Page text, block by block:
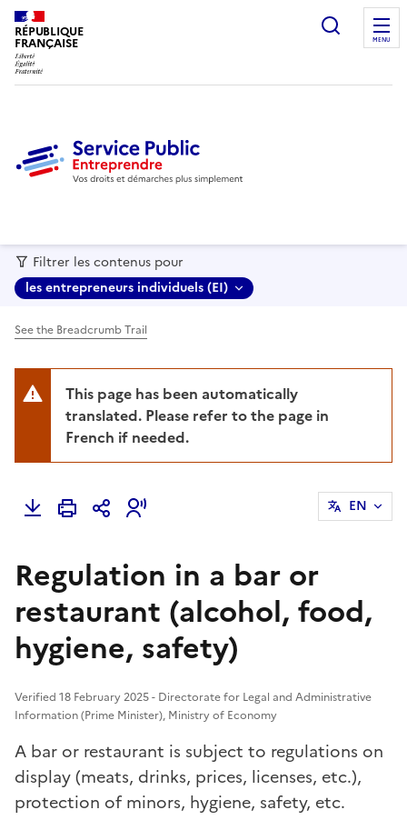
RÉPUBLIQUE
FRANÇAISE MENU
Filtrer les contenus pour
les entrepreneurs individuels (EI)
See the Breadcrumb Trail
This page has been automatically
translated. Please refer to the page in
French if needed.
EN
Regulation in a bar or
restaurant (alcohol, food,
hygiene, safety)
Verified 18 February 2025 - Directorate for Legal and Administrative
Information (Prime Minister), Ministry of Economy
A bar or restaurant is subject to regulations on
display (meats, drinks, prices, licenses, etc.),
protection of minors, hygiene, safety, etc.